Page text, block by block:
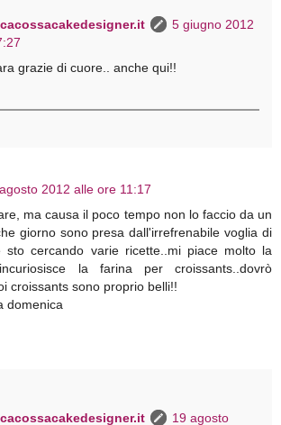
5 giugno 2012
grazie di cuore.. anche qui!!
2012 alle ore 11:17
ma causa il poco tempo non lo faccio da un
giorno sono presa dall'irrefrenabile voglia di
sto cercando varie ricette..mi piace molto la
la farina per croissants..dovrò
croissants sono proprio belli!!
domenica
19 agosto